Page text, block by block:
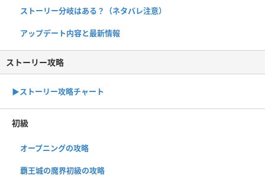
ストーリー分岐はある？（ネタバレ注意）
アップデート内容と最新情報
ストーリー攻略
▶︎ストーリー攻略チャート
初級
オープニングの攻略
覇王城の魔界初級の攻略